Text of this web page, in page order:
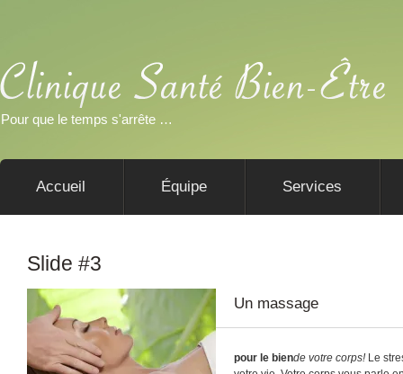
Pour que le temps s'arrête …
Accueil Équipe Services
Slide #3
Un massage
pour le biende votre corps!Le